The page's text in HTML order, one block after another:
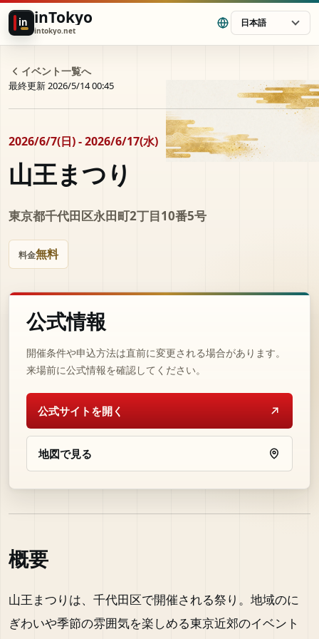
in inTokyo
intokyo.net
日本語
イベント一覧へ
最終更新 2026/5/14 00:45
2026/6/7(日) - 2026/6/17(水)
山王まつり
東京都千代田区永田町2丁目10番5号
料金無料
公式情報
開催条件や申込方法は直前に変更される場合があります。
来場前に公式情報を確認してください。
公式サイトを開く
地図で見る
概要
山王まつりは、千代田区で開催される祭り。地域のに
ぎわいや季節の雰囲気を楽しめる東京近郊のイベント